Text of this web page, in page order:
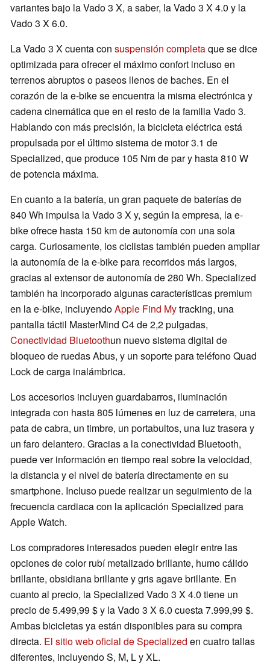
variantes bajo la Vado 3 X, a saber, la Vado 3 X 4.0 y la
Vado 3 X 6.0.
La Vado 3 X cuenta con suspensión completaque se dice
optimizada para ofrecer el máximo confort incluso en
terrenos abruptos o paseos llenos de baches. En el
corazón de la e-bike se encuentra la misma electrónica y
cadena cinemática que en el resto de la familia Vado 3.
Hablando con más precisión, la bicicleta eléctrica está
propulsada por el último sistema de motor 3.1 de
Specialized, que produce 105 Nm de par y hasta 810 W
de potencia máxima.
En cuanto a la batería, un gran paquete de baterías de
840 Wh impulsa la Vado 3 X y, según la empresa, la e-
bike ofrece hasta 150 km de autonomía con una sola
carga. Curiosamente, los ciclistas también pueden ampliar
la autonomía de la e-bike para recorridos más largos,
gracias al extensor de autonomía de 280 Wh. Specialized
también ha incorporado algunas características premium
en la e-bike, incluyendoApple Find Mytracking, una
pantalla táctil MasterMind C4 de 2,2 pulgadas,
Conectividad Bluetoothun nuevo sistema digital de
bloqueo de ruedas Abus, y un soporte para teléfono Quad
Lock de carga inalámbrica.
Los accesorios incluyen guardabarros, iluminación
integrada con hasta 805 lúmenes en luz de carretera, una
pata de cabra, un timbre, un portabultos, una luz trasera y
un faro delantero. Gracias a la conectividad Bluetooth,
puede ver información en tiempo real sobre la velocidad,
la distancia y el nivel de batería directamente en su
smartphone. Incluso puede realizar un seguimiento de la
frecuencia cardiaca con la aplicación Specialized para
Apple Watch.
Los compradores interesados pueden elegir entre las
opciones de color rubí metalizado brillante, humo cálido
brillante, obsidiana brillante y gris agave brillante. En
cuanto al precio, la Specialized Vado 3 X 4.0 tiene un
precio de 5.499,99 $ y la Vado 3 X 6.0 cuesta 7.999,99 $.
Ambas bicicletas ya están disponibles para su compra
directa. El sitio web oficial de Specialized en cuatro tallas
diferentes, incluyendo S, M, L y XL.